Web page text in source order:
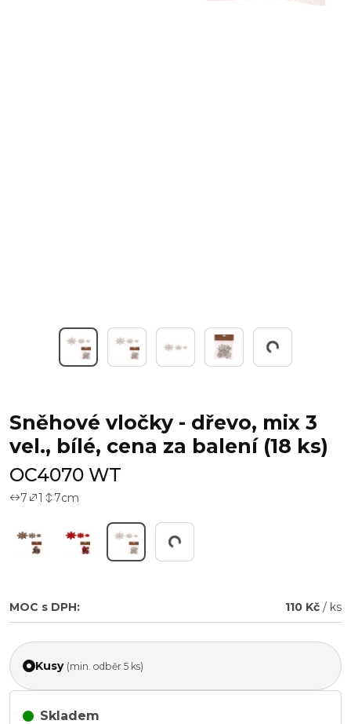
Pracuji...
Sněhové vločky - dřevo, mix 3
vel., bílé, cena za balení (18 ks)
OC4070 WT
7 1 7cm
Pracuji...
MOC s DPH: 110 Kč / ks
Kusy (min. odběr 5 ks)
Skladem